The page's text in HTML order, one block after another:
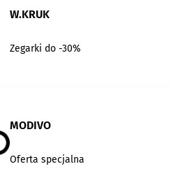
W.KRUK
Zegarki do -30%
MODIVO
Oferta specjalna